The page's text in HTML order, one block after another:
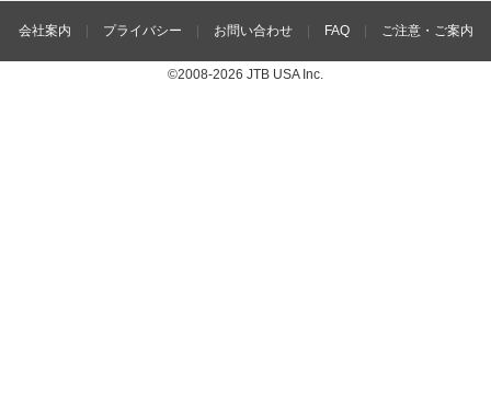
会社案内 プライバシー お問い合わせ FAQ ご注意・ご案内
©2008-2026 JTB USA Inc.